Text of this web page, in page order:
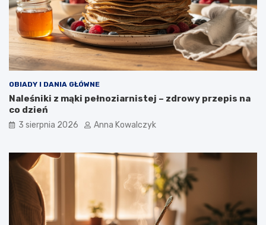
OBIADY I DANIA GŁÓWNE
Naleśniki z mąki pełnoziarnistej – zdrowy przepis na
co dzień
3 sierpnia 2026 Anna Kowalczyk